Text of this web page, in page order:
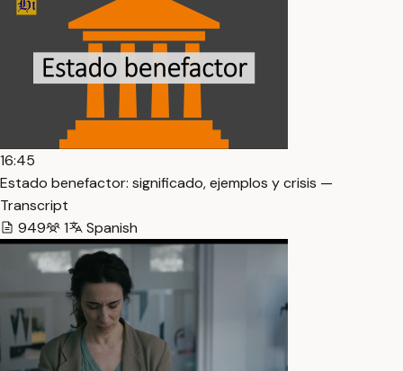
16:45
Estado benefactor: significado, ejemplos y crisis —
Transcript
949
1 Spanish